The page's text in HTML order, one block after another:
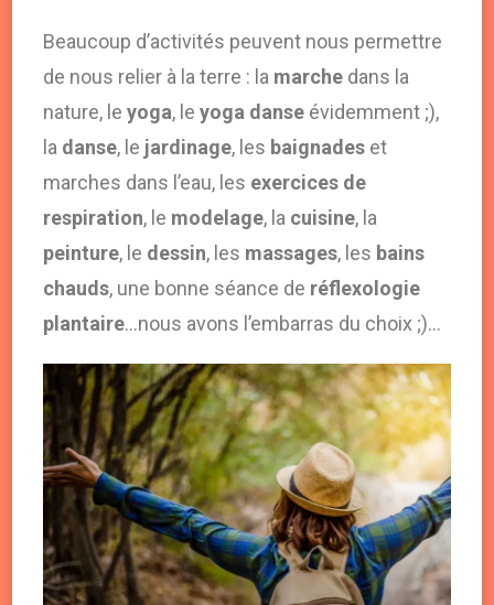
Beaucoup d’activités peuvent nous permettre
de nous relier à la terre : la marche dans la
nature, le yoga, le yoga danse évidemment ;),
la danse, le jardinage, les baignades et
marches dans l’eau, les exercices de
respiration, le modelage, la cuisine, la
peinture, le dessin, les massages, les bains
chauds, une bonne séance de réflexologie
plantaire…nous avons l’embarras du choix ;)…